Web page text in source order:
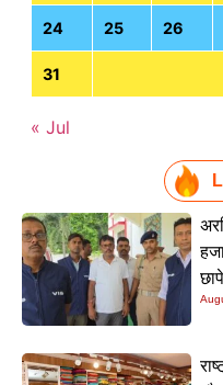
24 25 26
31
« Jul